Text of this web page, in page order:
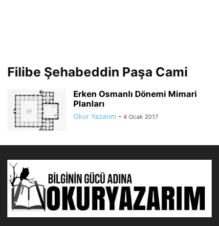
Filibe Şehabeddin Paşa Cami
Erken Osmanlı Dönemi Mimari
Planları
Okur Yazarım - 4 Ocak 2017